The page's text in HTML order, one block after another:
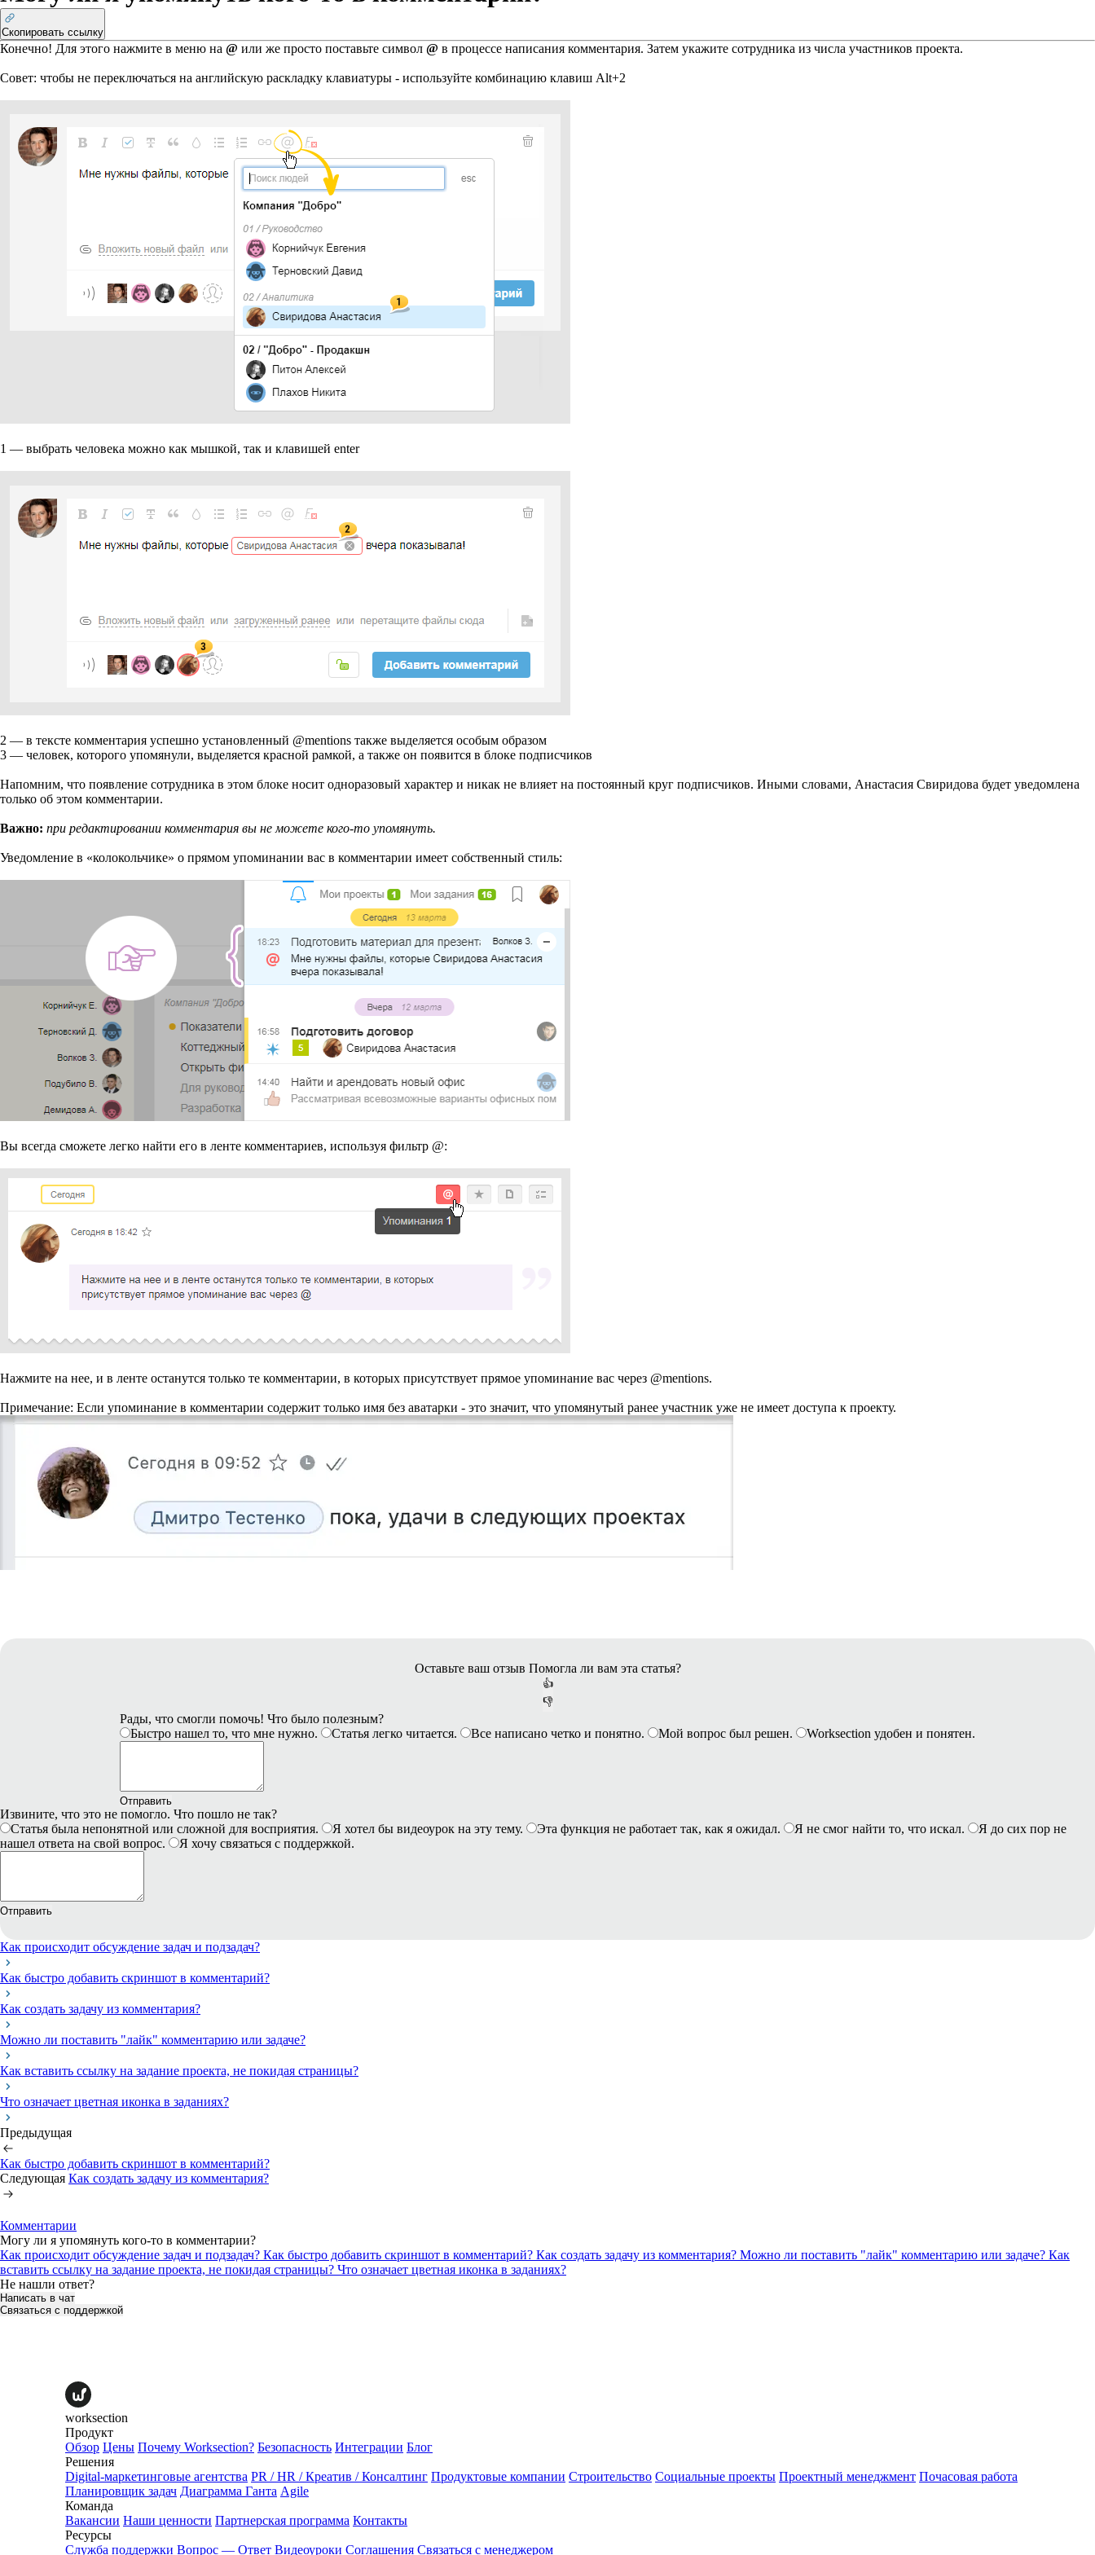
Скопировать ссылку
Конечно! Для этого нажмите в меню на @ или же просто поставьте символ @ в процессе написания комментария. Затем укажите сотрудника из числа участников проекта.
Совет: чтобы не переключаться на английскую раскладку клавиатуры - используйте комбинацию клавиш Alt+2
1 — выбрать человека можно как мышкой, так и клавишей enter
2 — в тексте комментария успешно установленный @mentions также выделяется особым образом
3 — человек, которого упомянули, выделяется красной рамкой, а также он появится в блоке подписчиков
Напомним, что появление сотрудника в этом блоке носит одноразовый характер и никак не влияет на постоянный круг подписчиков. Иными словами, Анастасия Свиридова будет уведомлена
только об этом комментарии.
Важно: при редактировании комментария вы не можете кого-то упомянуть.
Уведомление в «колокольчике» о прямом упоминании вас в комментарии имеет собственный стиль:
Вы всегда сможете легко найти его в ленте комментариев, используя фильтр @:
Нажмите на нее, и в ленте останутся только те комментарии, в которых присутствует прямое упоминание вас через @mentions.
Примечание: Если упоминание в комментарии содержит только имя без аватарки - это значит, что упомянутый ранее участник уже не имеет доступа к проекту.
Оставьте ваш отзыв Помогла ли вам эта статья?
👍
👎
Рады, что смогли помочь! Что было полезным?
Быстро нашел то, что мне нужно.
Статья легко читается. Все написано четко и понятно. Мой вопрос был решен. Worksection удобен и понятен.
Отправить
Извините, что это не помогло. Что пошло не так?
Статья была непонятной или сложной для восприятия.
Я хотел бы видеоурок на эту тему. Эта функция не работает так, как я ожидал. Я не смог найти то, что искал.
Я до сих пор не
нашел ответа на свой вопрос.
Я хочу связаться с поддержкой.
Отправить
Как происходит обсуждение задач и подзадач?
Как быстро добавить скриншот в комментарий?
Как создать задачу из комментария?
Можно ли поставить "лайк" комментарию или задаче?
Как вставить ссылку на задание проекта, не покидая страницы?
Что означает цветная иконка в заданиях?
Предыдущая
Как быстро добавить скриншот в комментарий?
Следующая Как создать задачу из комментария?
Комментарии
Могу ли я упомянуть кого-то в комментарии?
Как происходит обсуждение задач и подзадач? Как быстро добавить скриншот в комментарий? Как создать задачу из комментария? Можно ли поставить "лайк" комментарию или задаче? Как
вставить ссылку на задание проекта, не покидая страницы? Что означает цветная иконка в заданиях?
Не нашли ответ?
Написать в чат
Связаться с поддержкой
worksection
Продукт
Обзор Цены Почему Worksection? Безопасность Интеграции Блог
Решения
Digital-маркетинговые агентства PR / HR / Креатив / Консалтинг Продуктовые компании Строительство Социальные проекты Проектный менеджмент Почасовая работа
Планировщик задач Диаграмма Ганта Agile
Команда
Вакансии Наши ценности Партнерская программа Контакты
Ресурсы
Служба поддержки Вопрос — Ответ Видеоуроки Соглашения Связаться с менеджером